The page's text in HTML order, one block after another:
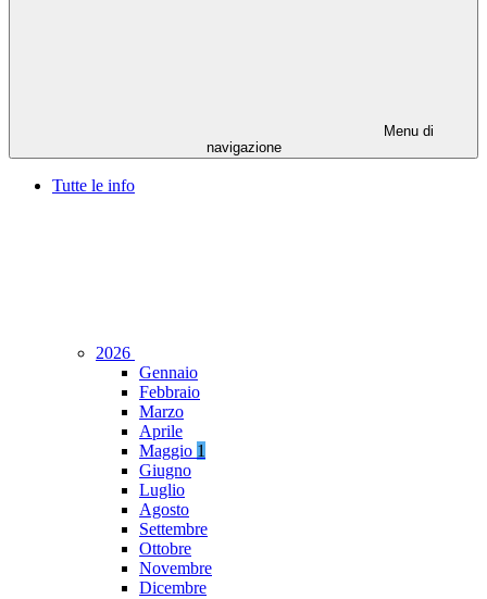
Menu di
navigazione
Tutte le info
2026
Gennaio
Febbraio
Marzo
Aprile
Maggio 1
Giugno
Luglio
Agosto
Settembre
Ottobre
Novembre
Dicembre